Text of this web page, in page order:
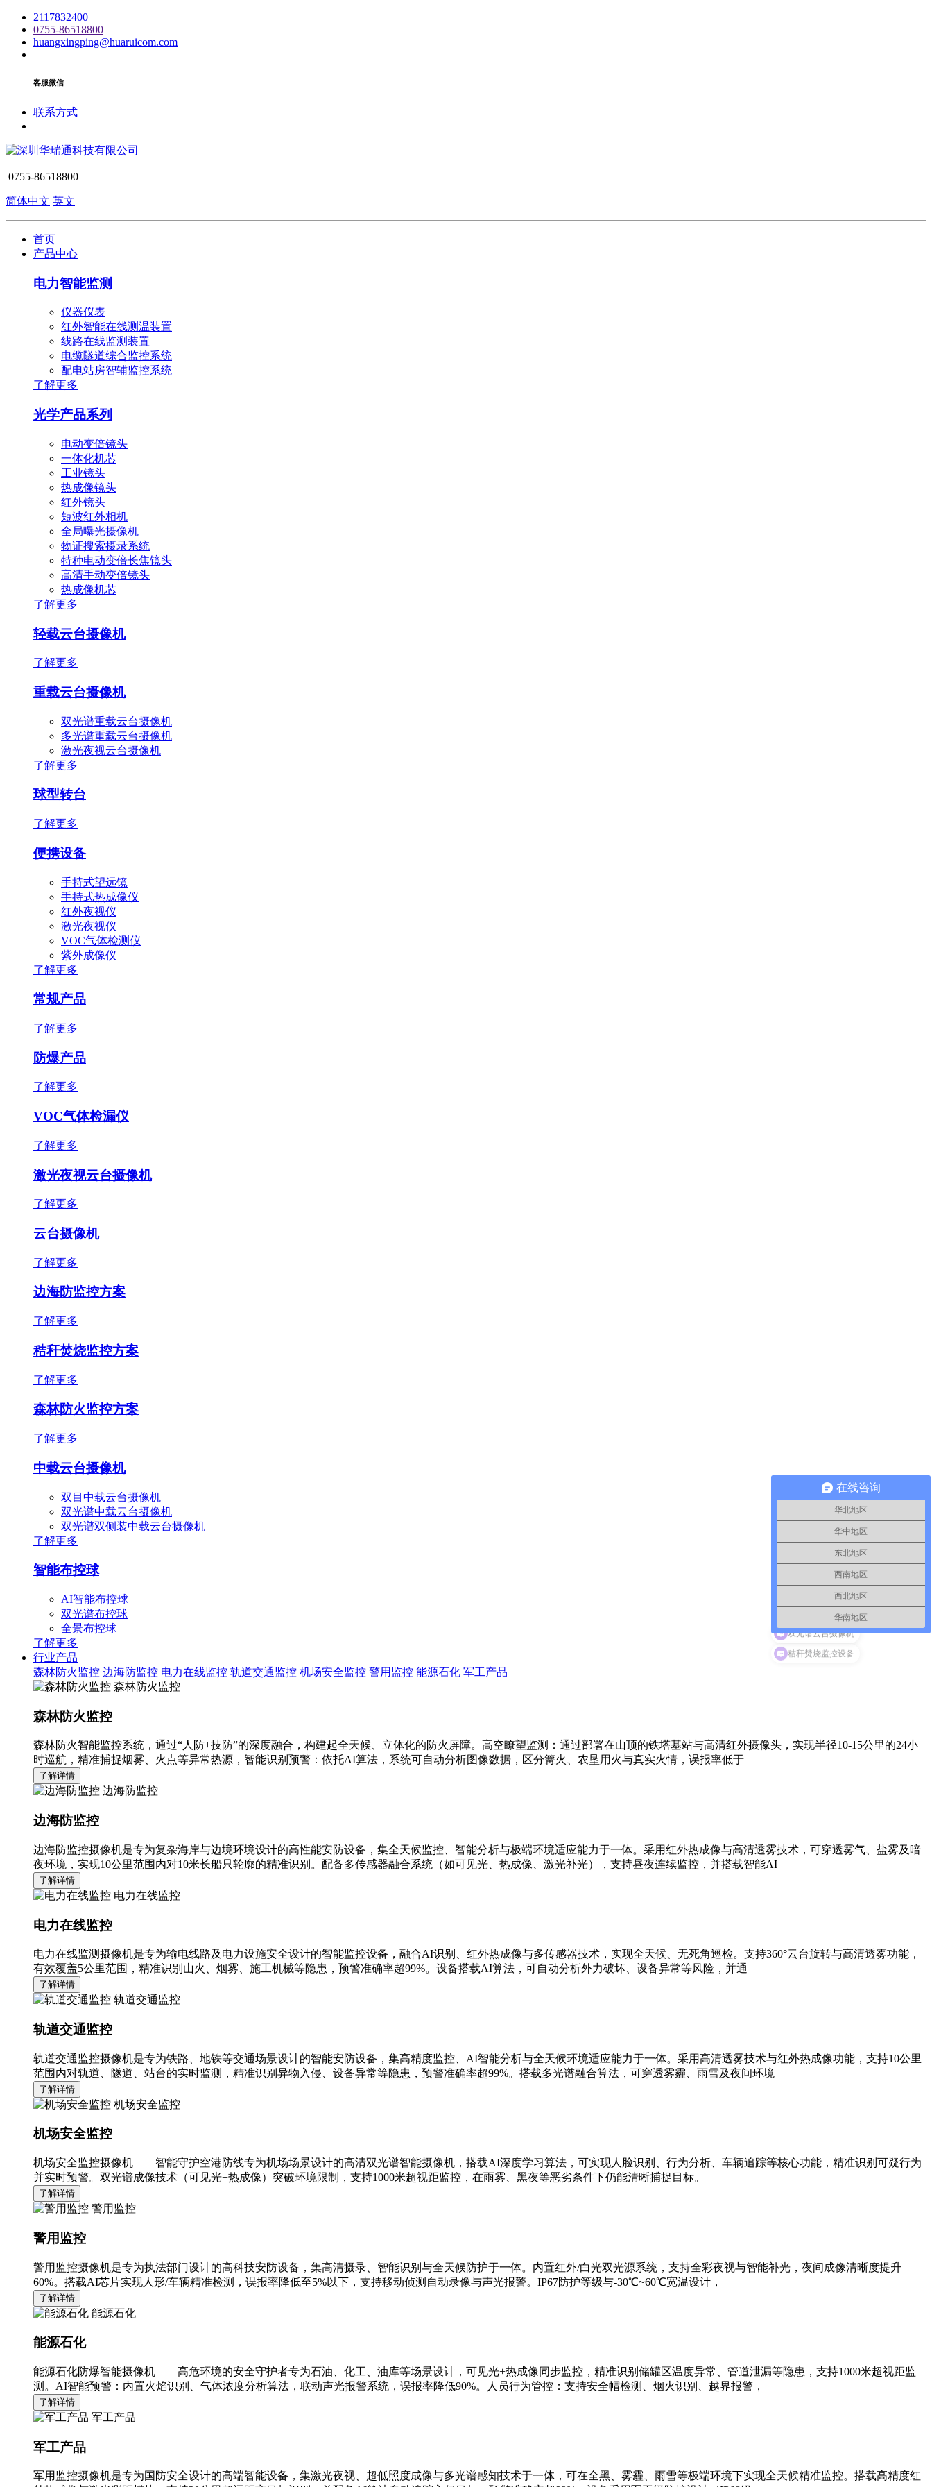
2117832400
0755-86518800
huangxingping@huaruicom.com
客服微信
联系方式
0755-86518800
简体中文 英文
首页
产品中心
电力智能监测
仪器仪表
红外智能在线测温装置
线路在线监测装置
电缆隧道综合监控系统
配电站房智辅监控系统
了解更多
光学产品系列
电动变倍镜头
一体化机芯
工业镜头
热成像镜头
红外镜头
短波红外相机
全局曝光摄像机
物证搜索摄录系统
特种电动变倍长焦镜头
高清手动变倍镜头
热成像机芯
了解更多
轻载云台摄像机
了解更多
重载云台摄像机
双光谱重载云台摄像机
多光谱重载云台摄像机
激光夜视云台摄像机
了解更多
球型转台
了解更多
便携设备
手持式望远镜
手持式热成像仪
红外夜视仪
激光夜视仪
VOC气体检测仪
紫外成像仪
了解更多
常规产品
了解更多
防爆产品
了解更多
VOC气体检漏仪
了解更多
激光夜视云台摄像机
了解更多
云台摄像机
了解更多
边海防监控方案
了解更多
秸秆焚烧监控方案
了解更多
森林防火监控方案
了解更多
中载云台摄像机
双目中载云台摄像机
双光谱中载云台摄像机
双光谱双侧装中载云台摄像机
了解更多
智能布控球
AI智能布控球
双光谱布控球
全景布控球
了解更多
行业产品
森林防火监控 边海防监控 电力在线监控 轨道交通监控 机场安全监控 警用监控 能源石化 军工产品
森林防火监控
森林防火监控
森林防火智能监控系统，通过“人防+技防”的深度融合，构建起全天候、立体化的防火屏障。高空瞭望监测：通过部署在山顶的铁塔基站与高清红外摄像头，实现半径10-15公里的24小
时巡航，精准捕捉烟雾、火点等异常热源，智能识别预警：依托AI算法，系统可自动分析图像数据，区分篝火、农垦用火与真实火情，误报率低于
了解详情
边海防监控
边海防监控
边海防监控摄像机是专为复杂海岸与边境环境设计的高性能安防设备，集全天候监控、智能分析与极端环境适应能力于一体。采用红外热成像与高清透雾技术，可穿透雾气、盐雾及暗
夜环境，实现10公里范围内对10米长船只轮廓的精准识别。配备多传感器融合系统（如可见光、热成像、激光补光），支持昼夜连续监控，并搭载智能AI
了解详情
电力在线监控
电力在线监控
电力在线监测摄像机是专为输电线路及电力设施安全设计的智能监控设备，融合AI识别、红外热成像与多传感器技术，实现全天候、无死角巡检。支持360°云台旋转与高清透雾功能，
有效覆盖5公里范围，精准识别山火、烟雾、施工机械等隐患，预警准确率超99%。设备搭载AI算法，可自动分析外力破坏、设备异常等风险，并通
了解详情
轨道交通监控
轨道交通监控
轨道交通监控摄像机是专为铁路、地铁等交通场景设计的智能安防设备，集高精度监控、AI智能分析与全天候环境适应能力于一体。采用高清透雾技术与红外热成像功能，支持10公里
范围内对轨道、隧道、站台的实时监测，精准识别异物入侵、设备异常等隐患，预警准确率超99%。搭载多光谱融合算法，可穿透雾霾、雨雪及夜间环境
了解详情
机场安全监控
机场安全监控
机场安全监控摄像机——智能守护空港防线专为机场场景设计的高清双光谱智能摄像机，搭载AI深度学习算法，可实现人脸识别、行为分析、车辆追踪等核心功能，精准识别可疑行为
并实时预警。双光谱成像技术（可见光+热成像）突破环境限制，支持1000米超视距监控，在雨雾、黑夜等恶劣条件下仍能清晰捕捉目标。
了解详情
警用监控
警用监控
警用监控摄像机是专为执法部门设计的高科技安防设备，集高清摄录、智能识别与全天候防护于一体。内置红外/白光双光源系统，支持全彩夜视与智能补光，夜间成像清晰度提升
60%。搭载AI芯片实现人形/车辆精准检测，误报率降低至5%以下，支持移动侦测自动录像与声光报警。IP67防护等级与-30℃~60℃宽温设计，
了解详情
能源石化
能源石化
能源石化防爆智能摄像机——高危环境的安全守护者专为石油、化工、油库等场景设计，可见光+热成像同步监控，精准识别储罐区温度异常、管道泄漏等隐患，支持1000米超视距监
测。AI智能预警：内置火焰识别、气体浓度分析算法，联动声光报警系统，误报率降低90%。人员行为管控：支持安全帽检测、烟火识别、越界报警，
了解详情
军工产品
军工产品
军用监控摄像机是专为国防安全设计的高端智能设备，集激光夜视、超低照度成像与多光谱感知技术于一体，可在全黑、雾霾、雨雪等极端环境下实现全天候精准监控。搭载高精度红
在线咨询
华北地区
华中地区
东北地区
西南地区
西北地区
华南地区